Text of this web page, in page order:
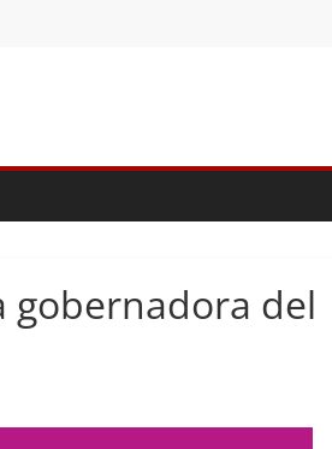
gobernadora del